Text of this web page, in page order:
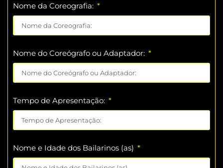
Nome da Coreografia:
Nome do Coreógrafo ou Adaptador:
Tempo de Apresentação:
Nome e Idade dos Bailarinos (as)